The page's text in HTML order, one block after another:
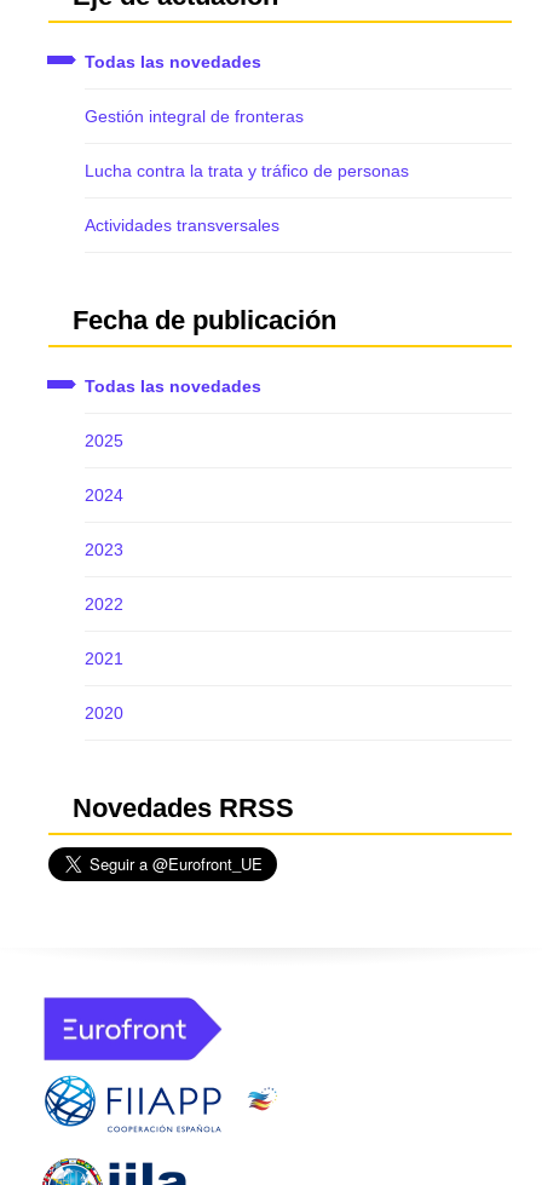
Todas las novedades
Gestión integral de fronteras
Lucha contra la trata y tráfico de personas
Actividades transversales
Fecha de publicación
Todas las novedades
2025
2024
2023
2022
2021
2020
Novedades RRSS